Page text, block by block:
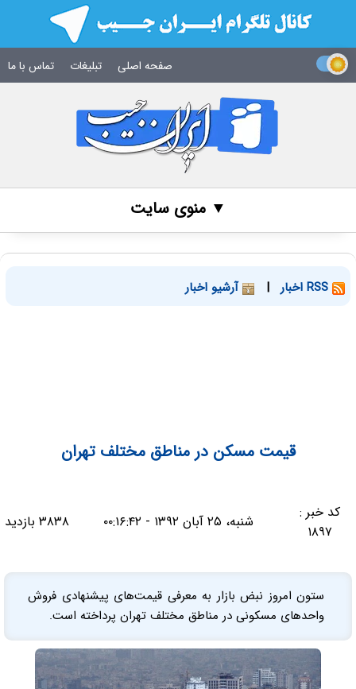
صفحه اصلی تبلیغات تماس با ما
▼ منوی سایت
| آرشیو اخبار
قیمت مسکن در مناطق مختلف تهران
کد خبر :
۱۸۹۷
شنبه، ۲۵ آبان ۱۳۹۲ - ۰۰:۱۶:۴۲ ۳۸۳۸ بازدید
ستون امروز نبض بازار به معرفی قیمت‌های پیشنهادی فروش
واحدهای مسکونی در مناطق مختلف تهران پرداخته است.